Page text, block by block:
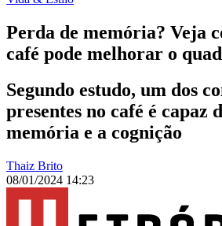
Perda de memória? Veja
café pode melhorar o
Segundo estudo, um dos
presentes no café é capaz
memória e a cognição
Thaiz Brito
08/01/2024 14:23